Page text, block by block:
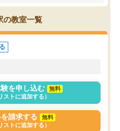
の教室一覧
を申し込む
無料
ストに追加する）
請求する
無料
ストに追加する）